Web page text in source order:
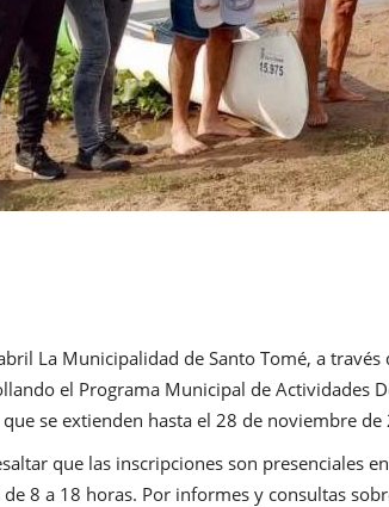
La Municipalidad de Santo Tomé, a
el Programa Municipal de Actividades
que se extienden hasta el 28 de noviembre de
que las inscripciones son presenciales
8 a 18 horas. Por informes y consultas